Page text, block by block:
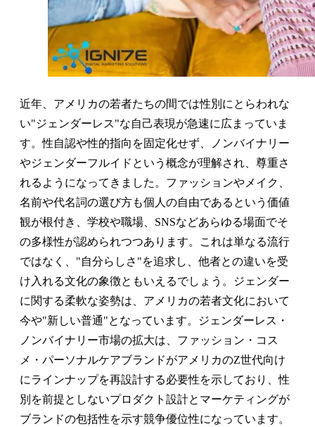
近年、アメリカの若者たちの間では性別にとらわれな
い"ジェンダーレス"な自己表現が急速に広まっていま
す。性自認や性的指向を固定化せず、ノンバイナリー
やジェンダーフルイドという概念が理解され、尊重さ
れるようになってきました。ファッションやメイク、
名前や代名詞の選び方も個人の自由であるという価値
観が根付き、学校や職場、SNSなどあらゆる場面でそ
の多様性が認められつつあります。これは単なる流行
ではなく、"自分らしさ"を追求し、他者との違いを受
け入れる文化の象徴ともいえるでしょう。ジェンダー
に関する柔軟な姿勢は、アメリカの若者文化において
今や"新しい普通"となっています。ジェンダーレス・
ノンバイナリー市場の拡大は、ファッション・コス
メ・パーソナルケアブランドがアメリカのZ世代向け
にラインナップを再設計する必要性を示しており、性
別を前提としないプロダクト設計とマーケティングが
ブランドの包括性を示す競争優位性になっています。